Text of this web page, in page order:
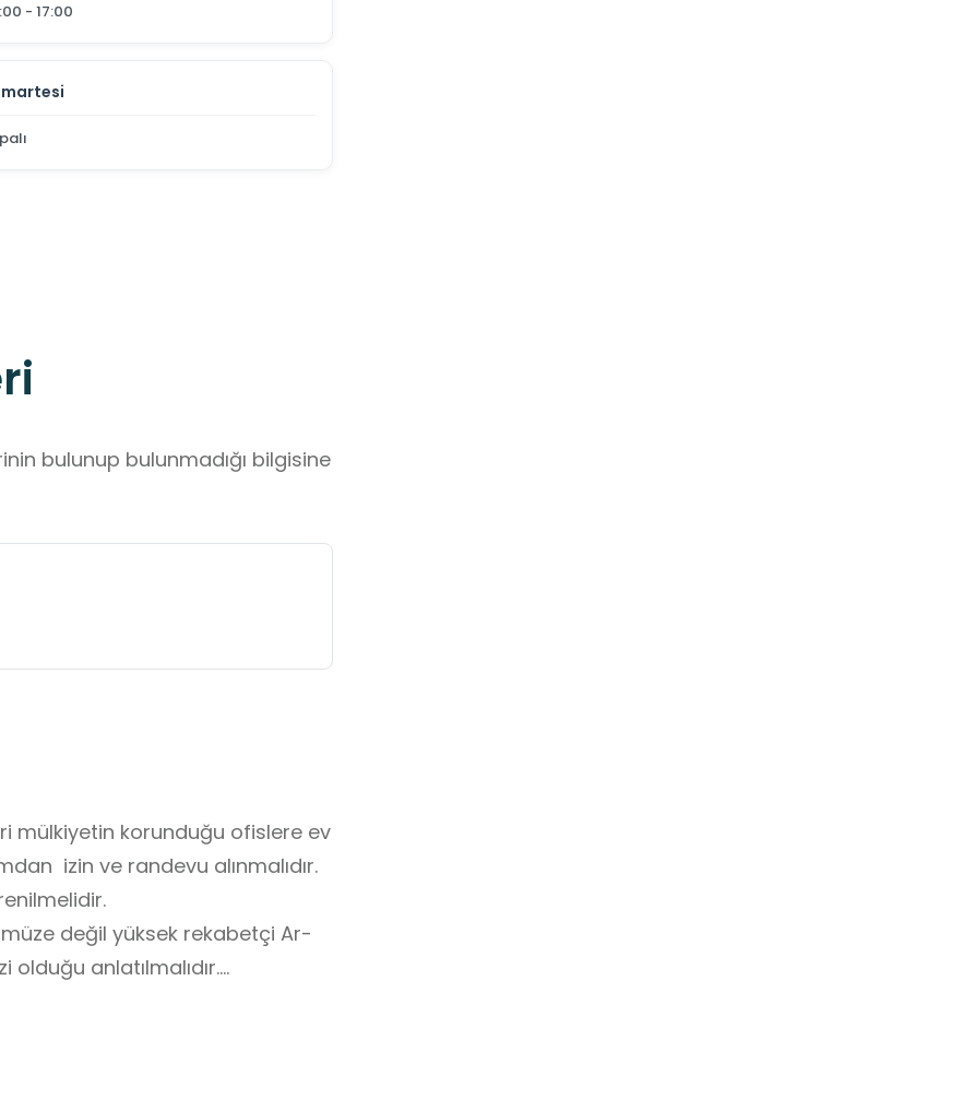
- 17:00
bulunup bulunmadığı bilgisine
mülkiyetin korunduğu ofislere ev
izin ve randevu alınmalıdır.
değil yüksek rekabetçi Ar-
anlatılmalıdır.
dayalı olarak) saygı